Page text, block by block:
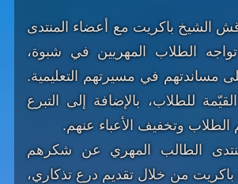
الشيخ باكريت مع أعضاء المنتدى
تواجه الطلاب المهريين في شبوة،
مساندتهم في مسيرتهم التعليمية.
للطلاب، بالإضافة إلى التبرع
الطلاب وتخفيف الأعباء عنهم.
الطالب المهري عن شكرهم
باكريت من خلال تقديم درع تذكاري،